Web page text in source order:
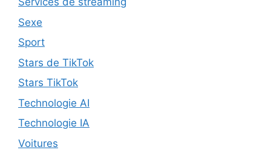
Sexe
Sport
Stars de TikTok
Stars TikTok
Technologie AI
Technologie IA
Voitures